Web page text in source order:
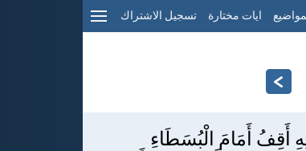
ايات مختارة تسجيل الاشتراك
أَقِفُ أَمَامَ الْبُسَطَاءِ